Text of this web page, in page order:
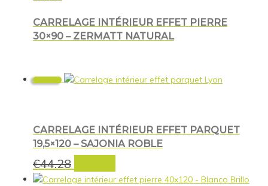
CARRELAGE INTÉRIEUR EFFET PIERRE
30×90 – ZERMATT NATURAL
Promo !
CARRELAGE INTÉRIEUR EFFET PARQUET
19,5×120 – SAJONIA ROBLE
€44.28Le
prix
prix